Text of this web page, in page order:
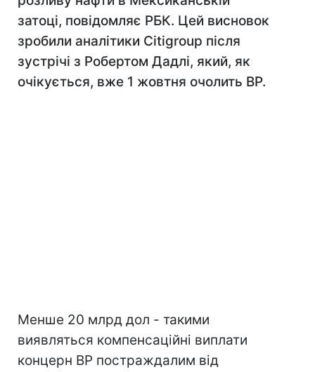
затоці, повідомляє РБК. Цей висновок
зробили аналітики Citigroup після
зустрічі з Робертом Дадлі, який, як
очікується, вже 1 жовтня очолить BP.
Менше 20 млрд дол - такими
виявляться компенсаційні виплати
концерн ВР постраждалим від